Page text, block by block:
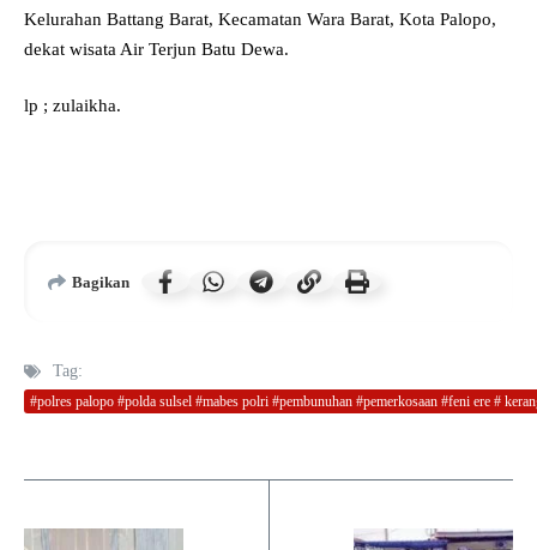
Kelurahan Battang Barat, Kecamatan Wara Barat, Kota Palopo,
dekat wisata Air Terjun Batu Dewa.
lp ; zulaikha.
Bagikan
Tag:
#polres palopo #polda sulsel #mabes polri #pembunuhan #pemerkosaan #feni ere #